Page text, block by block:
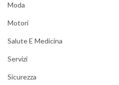
Moda
Motori
Salute E Medicina
Servizi
Sicurezza